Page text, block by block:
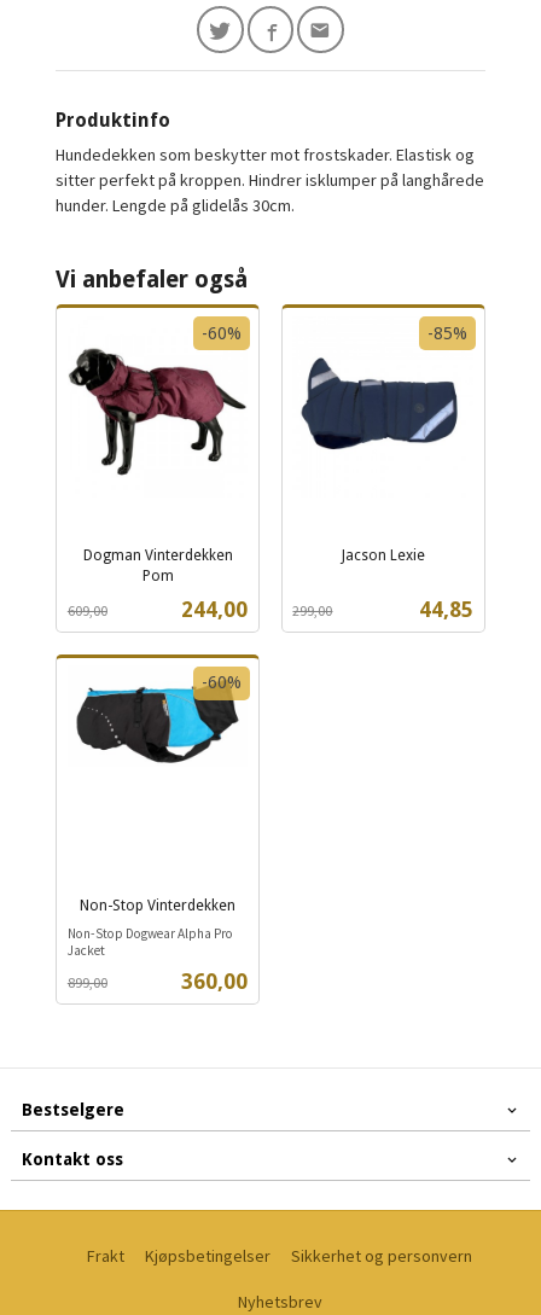
Produktinfo
Hundedekken som beskytter mot frostskader. Elastisk og
sitter perfekt på kroppen. Hindrer isklumper på langhårede
hunder. Lengde på glidelås 30cm.
Vi anbefaler også
Dogman Vinterdekken
Pom
Tilbud
244,00
609,00
-60%
mva.
Jacson Lexie
Tilbud
44,85
299,00
-85%
Non-Stop Vinterdekken
Tilbud
360,00
899,00
Rabatt
-60%
inkl.
mva.
Non-Stop Dogwear Alpha Pro
Jacket
Bestselgere
Kontakt oss
Frakt Kjøpsbetingelser Sikkerhet og personvern
Nyhetsbrev